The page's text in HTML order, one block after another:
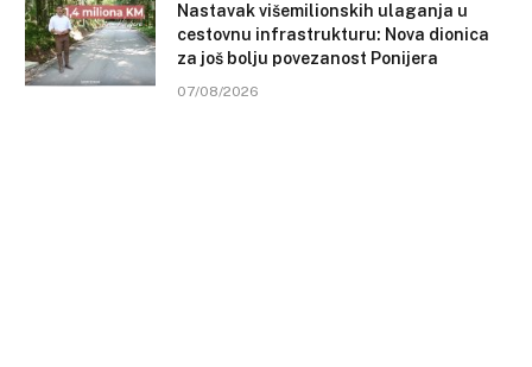
Nastavak višemilionskih ulaganja u
cestovnu infrastrukturu: Nova dionica
za još bolju povezanost Ponijera
07/08/2026